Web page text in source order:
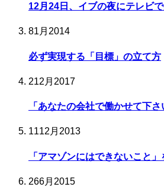
12月24日、イブの夜にテレビで
81月 2014
必ず実現する「目標」の立て方
212月 2017
「あなたの会社で働かせて下
1112月 2013
「アマゾンにはできないこと
266月 2015